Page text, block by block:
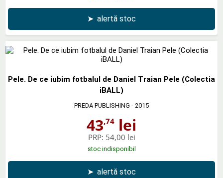
➤ alertă stoc
Pele. De ce iubim fotbalul de Daniel Traian Pele (Colectia
iBALL)
PREDA PUBLISHING - 2015
43,74 lei
PRP: 54,00 lei
stoc indisponibil
➤ alertă stoc